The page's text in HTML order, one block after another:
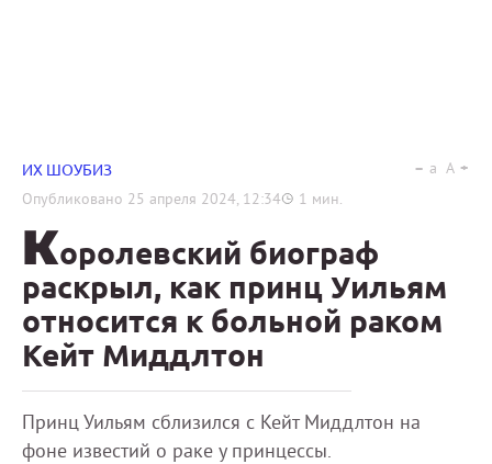
ИХ ШОУБИЗ
Опубликовано 25 апреля 2024, 12:34 1 мин.
a A
Королевский биограф
раскрыл, как принц Уильям
относится к больной раком
Кейт Миддлтон
Принц Уильям сблизился с Кейт Миддлтон на
фоне известий о раке у принцессы.